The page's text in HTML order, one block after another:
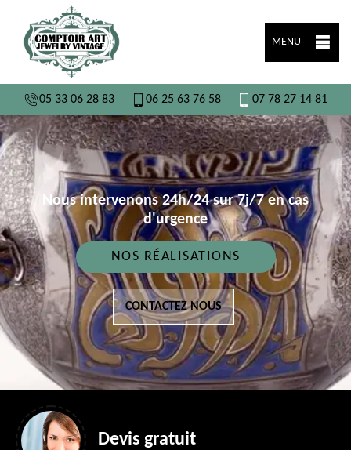
MENU
05 33 06 28 83 06 25 63 76 58 07 78 27 14 81
Nous intervenons 24h/24 sur 7j/7 en cas
d'urgence
NOS RÉALISATIONS
CONTACTEZ NOUS
Devis gratuit